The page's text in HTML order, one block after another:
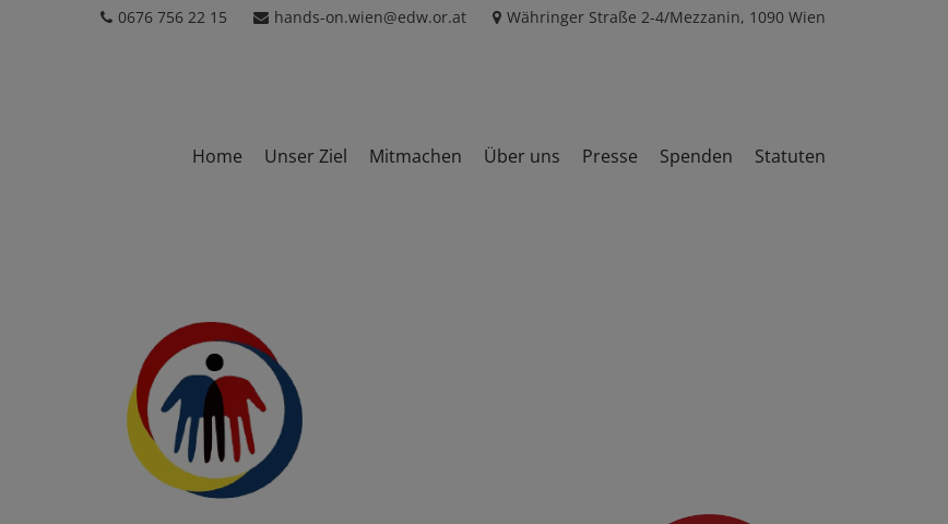
0676 756 22 15 hands-on.wien@edw.or.at Währinger Straße 2-4/Mezzanin, 1090 Wien
Home Unser Ziel Mitmachen Über uns Presse Spenden Statuten